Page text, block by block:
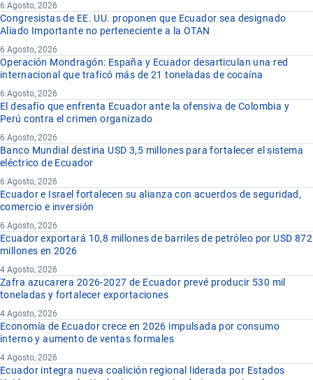
6 Agosto, 2026
Congresistas de EE. UU. proponen que Ecuador sea designado
Aliado Importante no perteneciente a la OTAN
6 Agosto, 2026
Operación Mondragón: España y Ecuador desarticulan una red
internacional que traficó más de 21 toneladas de cocaína
6 Agosto, 2026
El desafío que enfrenta Ecuador ante la ofensiva de Colombia y
Perú contra el crimen organizado
6 Agosto, 2026
Banco Mundial destina USD 3,5 millones para fortalecer el sistema
eléctrico de Ecuador
6 Agosto, 2026
Ecuador e Israel fortalecen su alianza con acuerdos de seguridad,
comercio e inversión
6 Agosto, 2026
Ecuador exportará 10,8 millones de barriles de petróleo por USD 872
millones en 2026
4 Agosto, 2026
Zafra azucarera 2026-2027 de Ecuador prevé producir 530 mil
toneladas y fortalecer exportaciones
4 Agosto, 2026
Economía de Ecuador crece en 2026 impulsada por consumo
interno y aumento de ventas formales
4 Agosto, 2026
Ecuador integra nueva coalición regional liderada por Estados